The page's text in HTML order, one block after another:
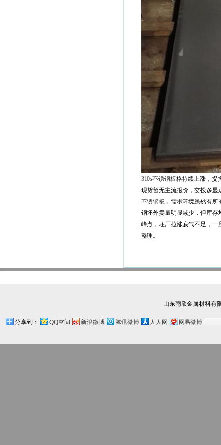
310s不锈钢板格持续上涨，提
现货暂无主流报价，交投多显
不锈钢板 ，需求环境虽然有
钢坯外卖量明显减少，但库存
峰点，坯厂拉涨底气不足，一
整理。
山东雨欣金属材料有
分享到： QQ空间 新浪微博 腾讯微博 人人网 网易微博